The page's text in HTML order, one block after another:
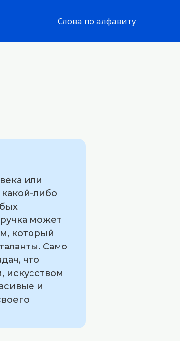
Слова по алфавиту
или
либо
может
который
Само
что
искусством
и